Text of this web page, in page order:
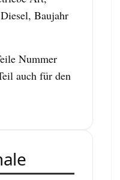
Baujahr
Nummer
auch für den